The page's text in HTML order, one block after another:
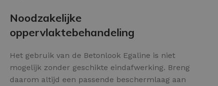
Noodzakelijke
oppervlaktebehandeling
Het gebruik van de Betonlook Egaline is niet
mogelijk zonder geschikte eindafwerking. Breng
daarom altijd een passende beschermlaag aan